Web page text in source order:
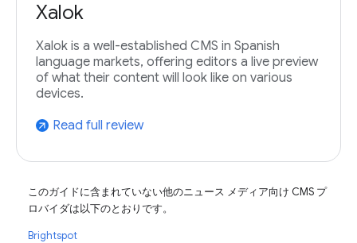
Xalok
Xalok is a well-established CMS in Spanish
language markets, offering editors a live preview
of what their content will look like on various
devices.
arrow_outward Read full review
このガイドに含まれていない他のニュース メディア向け CMS プ
ロバイダは以下のとおりです。
Brightspot